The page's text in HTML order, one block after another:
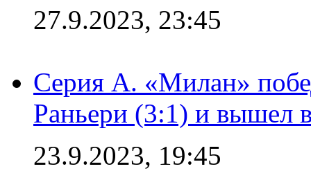
27.9.2023, 23:45
Серия А. «Милан»
Раньери (3:1) и вышел
23.9.2023, 19:45